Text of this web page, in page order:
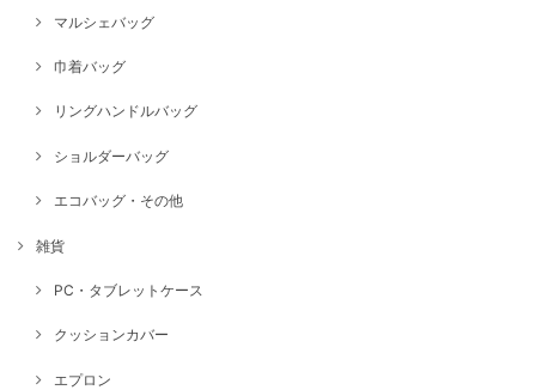
マルシェバッグ
巾着バッグ
リングハンドルバッグ
ショルダーバッグ
エコバッグ・その他
雑貨
PC・タブレットケース
クッションカバー
エプロン